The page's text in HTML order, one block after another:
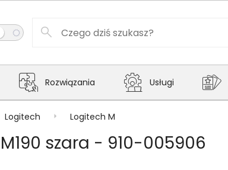
Rozwiązania Usługi
Logitech Logitech M
szara - 910-005906